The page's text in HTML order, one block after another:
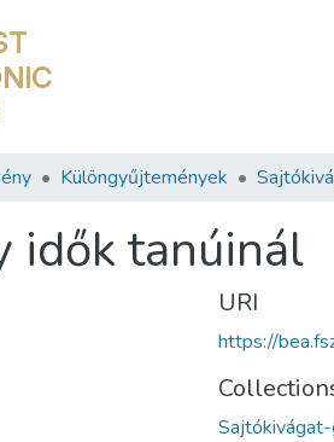
Különgyűjtemények
idők tanúinál
URI
https://